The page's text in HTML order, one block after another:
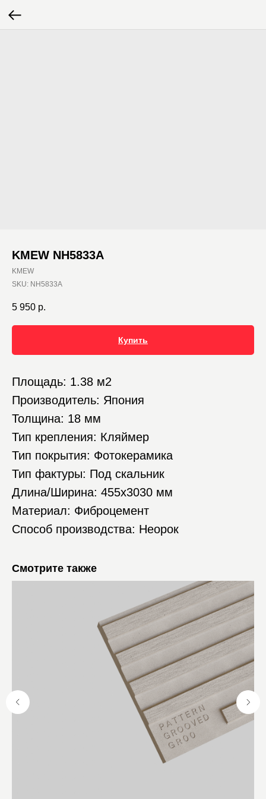
KMEW NH5833A
KMEW
SKU: NH5833A
5 950 р.
Купить
Площадь: 1.38 м2
Производитель: Япония
Толщина: 18 мм
Тип крепления: Кляймер
Тип покрытия: Фотокерамика
Тип фактуры: Под скальник
Длина/Ширина: 455х3030 мм
Материал: Фиброцемент
Способ производства: Неорок
Смотрите также